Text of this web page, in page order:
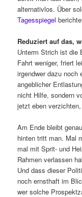
alternativlos. Über
Tagesspiegel
Reduziert auf das,
Unterm Strich ist die
Fahrt weniger, friert
irgendwer dazu noch
angeblicher
nicht Hilfe, sondern
jetzt eben
Am Ende bleibt
hinten tritt man. Mal
mal mit Sprit- und
Rahmen verlassen
Und dass dieser
noch ernsthaft im
wer solche